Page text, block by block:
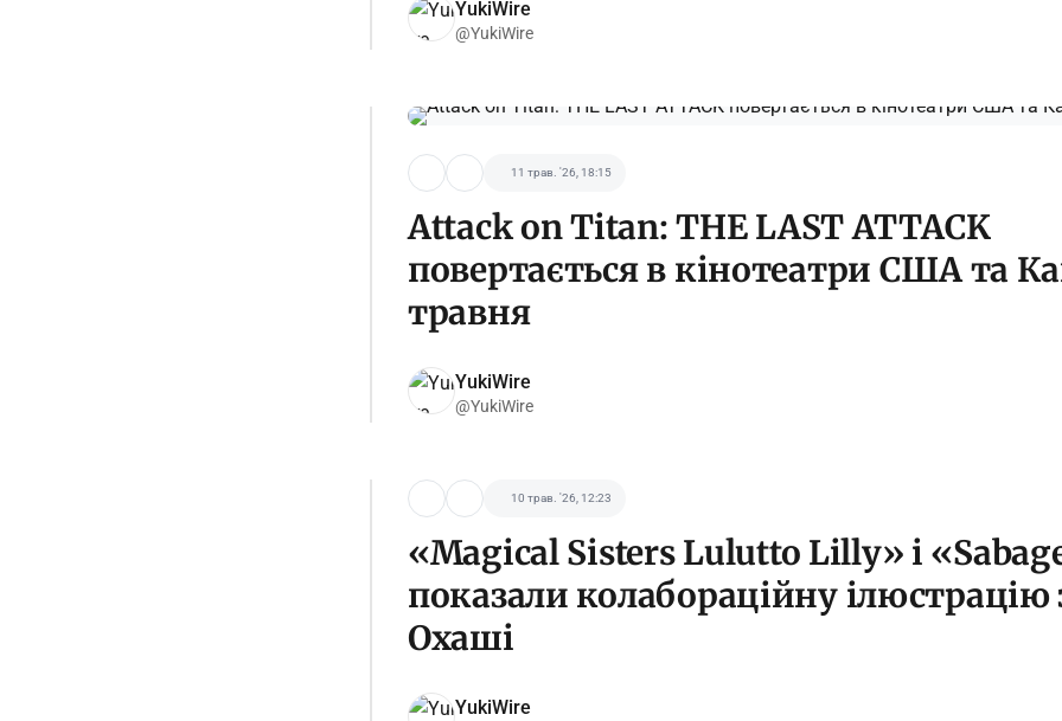
YukiWire
@YukiWire
11 трав. '26, 18:15
Attack on Titan: THE LAST ATTACK
повертається в кінотеатри США та
травня
YukiWire
@YukiWire
10 трав. '26, 12:23
«Magical Sisters Lulutto Lilly» і
показали колабораційну
Охаші
YukiWire